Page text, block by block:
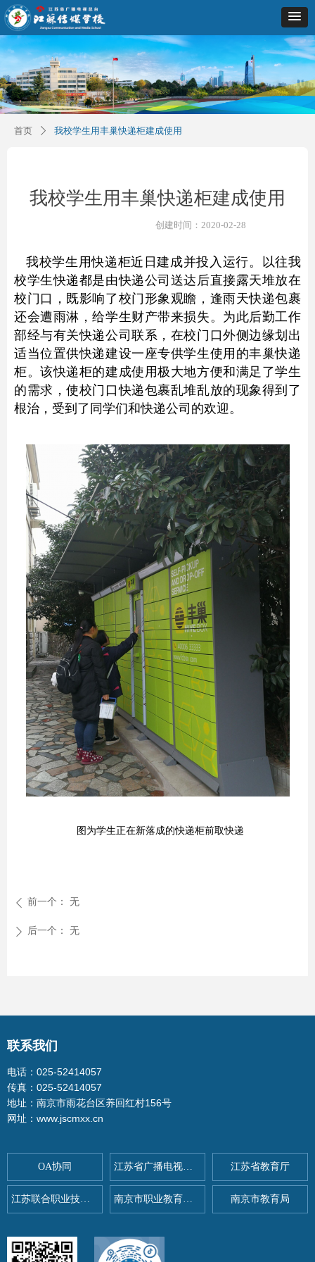
我校学生用丰巢快递柜建成使用
我校学生用快递柜近日建成并投入运行。以往我
校学生快递都是由快递公司送达后直接露天堆放在
校门口，既影响了校门形象观瞻，逢雨天快递包裹
还会遭雨淋，给学生财产带来损失。为此后勤工作
部经与有关快递公司联系，在校门口外侧边缘划出
适当位置供快递建设一座专供学生使用的丰巢快递
柜。该快递柜的建成使用极大地方便和满足了学生
的需求，使校门口快递包裹乱堆乱放的现象得到了
根治，受到了同学们和快递公司的欢迎。
图为学生正在新落成的快递柜前取快递
ꄴ 前一个： 无
ꄲ 后一个： 无
创建时间： 2020-02-28
首页 ꄲ 我校学生用丰巢快递柜建成使用
联系我们
电话：025-52414057
传真：025-52414057
地址：南京市雨花台区养回红村156号
网址：www.jscmxx.cn
OA协同 江苏省广播电视总台
江苏联合职业技术学院 南京市职业教育与社会教育
江苏省教育厅
南京市教育局